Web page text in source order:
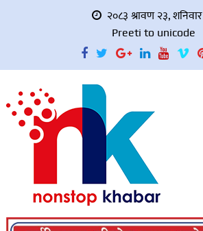
२०८३ श्रावण २३, शनिवार
Preeti to unicode